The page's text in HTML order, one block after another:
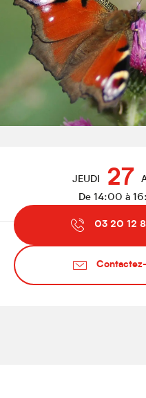
Ouverture
JEUDI 27
De 14:00 à
03 20 12